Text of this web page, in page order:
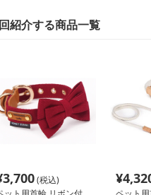
紹介する商品一覧
3,700(税込)
¥